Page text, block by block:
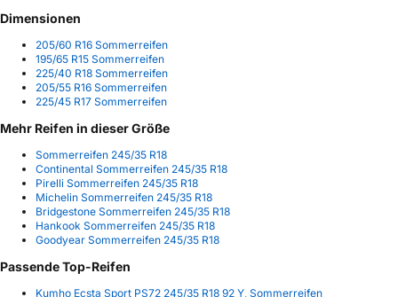
Dimensionen
205/60 R16 Sommerreifen
195/65 R15 Sommerreifen
225/40 R18 Sommerreifen
205/55 R16 Sommerreifen
225/45 R17 Sommerreifen
Mehr Reifen in dieser Größe
Sommerreifen 245/35 R18
Continental Sommerreifen 245/35 R18
Pirelli Sommerreifen 245/35 R18
Michelin Sommerreifen 245/35 R18
Bridgestone Sommerreifen 245/35 R18
Hankook Sommerreifen 245/35 R18
Goodyear Sommerreifen 245/35 R18
Passende Top-Reifen
Kumho Ecsta Sport PS72 245/35 R18 92 Y, Sommerreifen